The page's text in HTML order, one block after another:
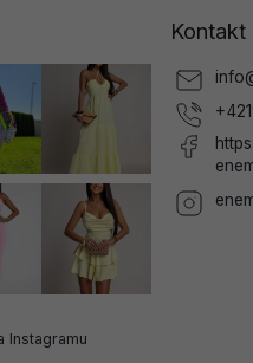
Instagramu
Kontakt
info